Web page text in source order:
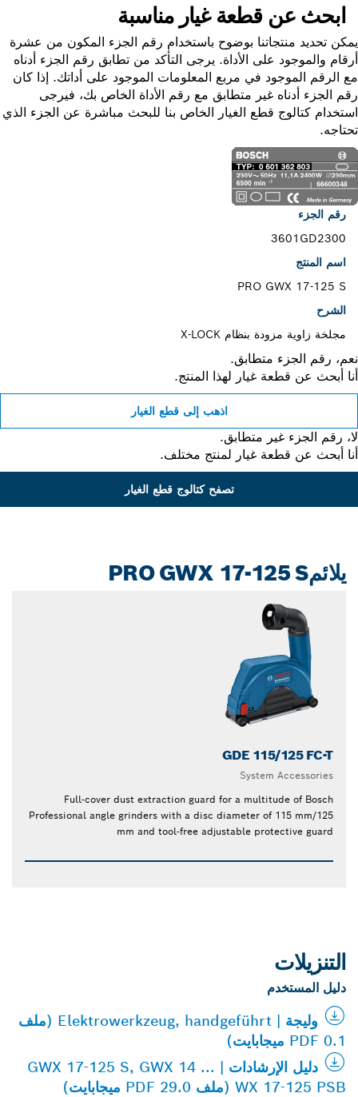
ابحث عن قطعة غيار مناسبة
تحديد منتجاتنا بوضوح باستخدام رقم الجزء المكون من عشرة
والموجود على الأداة. يرجى التأكد من تطابق رقم الجزء أدناه
الرقم الموجود في مربع المعلومات الموجود على أداتك. إذا كان
الجزء أدناه غير متطابق مع رقم الأداة الخاص بك، فيرجى
كتالوج قطع الغيار الخاص بنا للبحث مباشرة عن الجزء الذي
رقم الجزء
3601GD2300
اسم المنتج
PRO GWX 17-125 S
الشرح
مجلخة زاوية مزودة بنظام X-LOCK
رقم الجزء متطابق.
أبحث عن قطعة غيار لهذا المنتج.
اذهب إلى قطع الغيار
رقم الجزء غير متطابق.
أبحث عن قطعة غيار لمنتج مختلف.
تصفح كتالوج قطع الغيار
يلائمPRO GWX 17-125 S
GDE 115/125 FC-T
System Accessories
Full-cover dust extraction guard for a multitude of Bosch
Professional angle grinders with a disc diameter of 115 mm/125
mm and tool-free adjustable protective guard
التنزيلات
دليل المستخدم
وليجة | Elektrowerkzeug, handgeführt (ملف
PDF 0.1 ميجابايت)
دليل الإرشادات | GWX 17-125 S, GWX 14 ...
WX 17-125 PSB (ملف PDF 29.0 ميجابايت)